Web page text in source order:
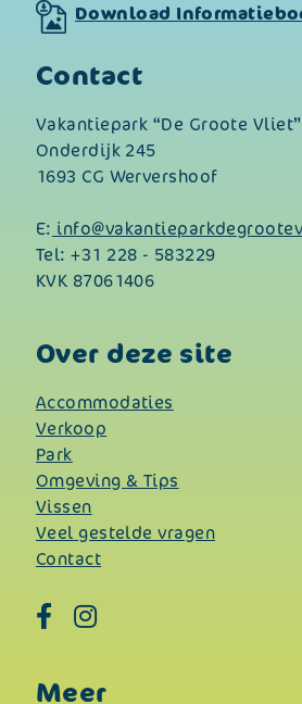
Download
Contact
Vakantiepark “De Groote Vliet”
Onderdijk 245
1693 CG Wervershoof
E:
Tel:+31 228 - 583229
KVK 87061406
Over deze site
Accommodaties
Verkoop
Park
Omgeving & Tips
Vissen
Veel gestelde vragen
Contact
Meer